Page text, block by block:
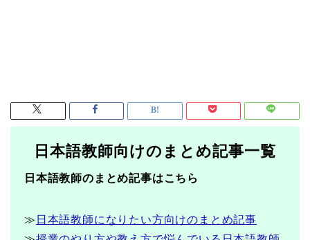
日本語教師向けのまとめ記事一覧
日本語教師のまとめ記事はこちら
≫ 日本語教師になりたい方向けのまとめ記事